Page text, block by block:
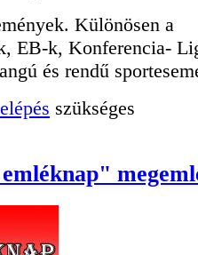
Különösen a
EB-k, Konferencia-
és rendű
szükséges